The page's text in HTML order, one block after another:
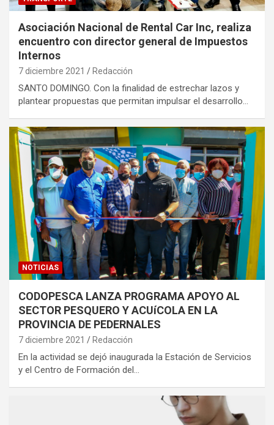
Asociación Nacional de Rental Car Inc, realiza
encuentro con director general de Impuestos
Internos
7 diciembre 2021 Redacción
SANTO DOMINGO. Con la finalidad de estrechar lazos y
plantear propuestas que permitan impulsar el desarrollo…
NOTICIAS
CODOPESCA LANZA PROGRAMA APOYO AL
SECTOR PESQUERO Y ACUíCOLA EN LA
PROVINCIA DE PEDERNALES
7 diciembre 2021 Redacción
En la actividad se dejó inaugurada la Estación de Servicios
y el Centro de Formación del…